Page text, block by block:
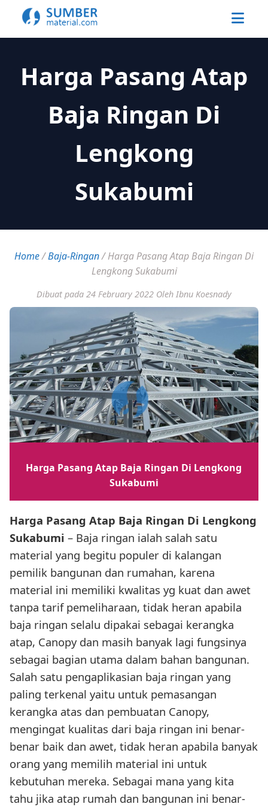
Harga Pasang Atap
Baja Ringan Di
Lengkong
Sukabumi
Home/Baja-Ringan/Harga Pasang Atap Baja Ringan Di
Lengkong Sukabumi
Dibuat pada 24 February 2022 Oleh Ibnu Koesnady
Harga Pasang Atap Baja Ringan Di Lengkong
Sukabumi
Harga Pasang Atap Baja Ringan Di Lengkong
Sukabumi – Baja ringan ialah salah satu
material yang begitu populer di kalangan
pemilik bangunan dan rumahan, karena
material ini memiliki kwalitas yg kuat dan awet
tanpa tarif pemeliharaan, tidak heran apabila
baja ringan selalu dipakai sebagai kerangka
atap, Canopy dan masih banyak lagi fungsinya
sebagai bagian utama dalam bahan bangunan.
Salah satu pengaplikasian baja ringan yang
paling terkenal yaitu untuk pemasangan
kerangka atas dan pembuatan Canopy,
mengingat kualitas dari baja ringan ini benar-
benar baik dan awet, tidak heran apabila banyak
orang yang memilih material ini untuk
kebutuhan mereka. Sebagai mana yang kita
tahu jika atap rumah dan bangunan ini benar-